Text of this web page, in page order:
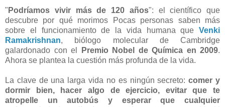
" Podríamos vivir más de 120 años": el científico que
descubre por qué morimos Pocas personas saben más
sobre el funcionamiento de la vida humana que Venki
Ramakrishnan, biólogo molecular de Cambridge
galardonado con el
Premio Nobel de Química en 2009.
Ahora se plantea la cuestión más profunda de la vida.
La clave de una larga vida no es ningún secreto:comer y
dormir bien, hacer algo de ejercicio, evitar que te
atropelle un autobús y esperar que cualquier